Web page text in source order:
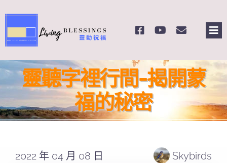
to
content
關於我們
奉獻支持
課程報名
靈聽字裡行間-揭開蒙
福的秘密
2022 年 04 月 08 日 Skybirds